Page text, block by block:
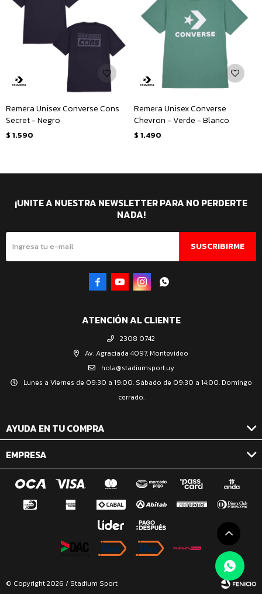
Remera Unisex Converse Cons
Secret - Negro
$ 1.590
Remera Unisex Converse
Chevron - Verde - Blanco
$ 1.490
ATENCIÓN AL CLIENTE
2308 0742
Av. Agraciada 4097, Montevideo
hola@stadiumsport.uy
Lunes a Viernes de 09:30 a 19:00. Sábado de 09:30 a 14:00. Domingo
cerrado.
AYUDA EN TU COMPRA
EMPRESA
¡UNITE A NUESTRA NEWSLETTER PARA NO PERDERTE
NADA!
SUSCRIBIRME
   
© Copyright 2026 / Stadium Sport